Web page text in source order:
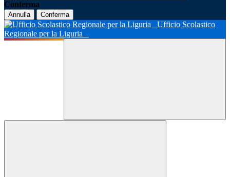
Conferma
Annulla Conferma
Ufficio Scolastico
Regionale per la Liguria